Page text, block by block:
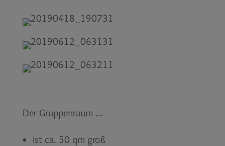
Der Gruppenraum ...
ist ca. 50 qm groß